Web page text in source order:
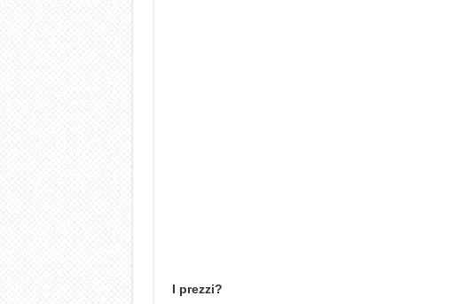
I prezzi?